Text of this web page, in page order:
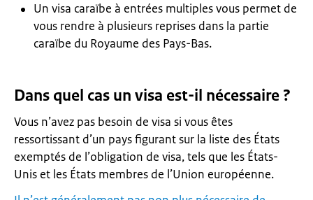
Un visa caraïbe à entrées multiples vous permet de
vous rendre à plusieurs reprises dans la partie
caraïbe du Royaume des Pays-Bas.
Dans quel cas un visa est-il nécessaire ?
Vous n’avez pas besoin de visa si vous êtes
ressortissant d’un pays figurant sur la liste des États
exemptés de l’obligation de visa, tels que les États-
Unis et les États membres de l’Union européenne.